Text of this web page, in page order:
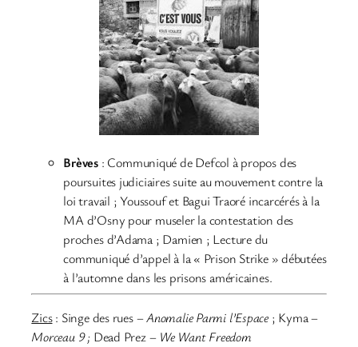
Brèves : Communiqué de Defcol à propos des
poursuites judiciaires suite au mouvement contre la
loi travail ; Youssouf et Bagui Traoré incarcérés à la
MA d’Osny pour museler la contestation des
proches d’Adama ; Damien ; Lecture du
communiqué d’appel à la « Prison Strike » débutées
à l’automne dans les prisons américaines.
Zics: Singe des rues –Anomalie Parmi l’Espace; Kyma –
Morceau 9 ; Dead Prez –We Want Freedom